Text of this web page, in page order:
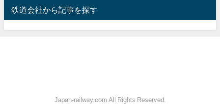
鉄道会社から記事を探す
Japan-railway.com All Rights Reserved.